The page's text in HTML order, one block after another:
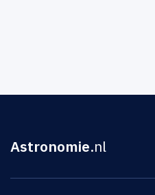
Astronomie.nl